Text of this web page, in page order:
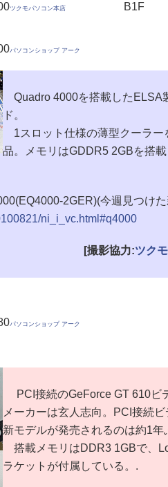
ツクモパソコン本店 B1F
パソコンショップ アーク
Quadro 4000を搭載したELSA
ド。
1スロット仕様の薄型クーラー
品。メモリはGDDR5 2GBを搭
2GER)(今週見つけ
ni_i_vc.html#q4000
[撮影協力:ツク
パソコンショップ アーク
PCI接続のGeForce GT 610ビ
メーカーは玄人志向。PCI接続
新モデルが発売されるのは約1年
搭載メモリはDDR3 1GBで、
ラケットが付属している。.